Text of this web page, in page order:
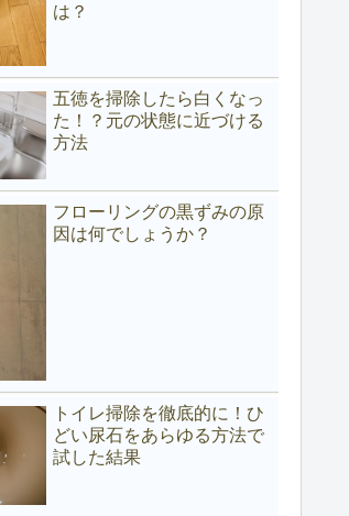
は？
五徳を掃除したら白くなっ
た！？元の状態に近づける
方法
フローリングの黒ずみの原
因は何でしょうか？
トイレ掃除を徹底的に！ひ
どい尿石をあらゆる方法で
試した結果